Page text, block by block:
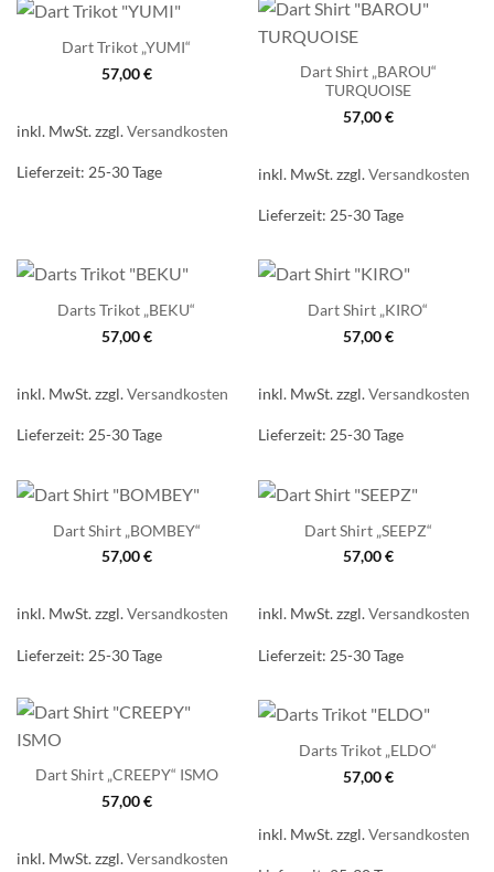
Dart Trikot „YUMI“
57,00€
inkl. MwSt.zzgl.Versandkosten
Lieferzeit: 25-30 Tage
Dart Shirt „BAROU“
TURQUOISE
57,00€
inkl. MwSt.zzgl.Versandkosten
Lieferzeit: 25-30 Tage
Darts Trikot „BEKU“
57,00€
inkl. MwSt.zzgl.Versandkosten
Lieferzeit: 25-30 Tage
Dart Shirt „KIRO“
57,00€
inkl. MwSt.zzgl.Versandkosten
Lieferzeit: 25-30 Tage
Dart Shirt „BOMBEY“
57,00€
inkl. MwSt.zzgl.Versandkosten
Lieferzeit: 25-30 Tage
Dart Shirt „SEEPZ“
57,00€
inkl. MwSt.zzgl.Versandkosten
Lieferzeit: 25-30 Tage
Dart Shirt „CREEPY“ ISMO
57,00€
inkl. MwSt.zzgl.Versandkosten
Darts Trikot „ELDO“
57,00€
inkl. MwSt.zzgl.Versandkosten